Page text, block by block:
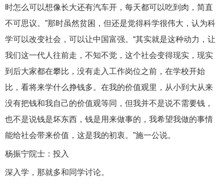
时怎么可以想像长大还有汽车开，每天都可以吃到肉，简直
不可思议。”那时虽然贫困，但还是觉得科学很伟大，认为科
学可以改变社会，可以让中国富强。“其实就是这种动力，让
我们这一代人往前走，不知不觉，这个社会变得现实，现实
到后大家都在攀比，没有走入工作岗位之前，在学校开始
比，看将来学什么挣钱多。在我的价值观里，从小到大从来
没有把钱和我自己的价值观等同，但我并不是说不需要钱，
也不是说钱是坏东西，钱是用来做事的，我希望我做的事情
能给社会带来价值，这是我的初衷。”施一公说。
杨振宁院士：投入
深入学，那就多和同学讨论。